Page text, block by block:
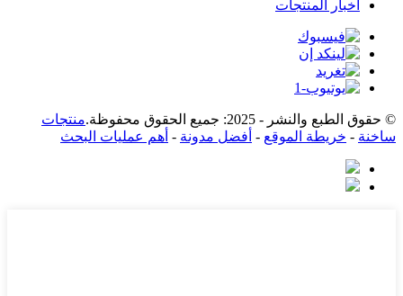
أخبار المنتجات
© حقوق الطبع والنشر - 2025: جميع الحقوق محفوظة.
منتجات
ساخنة - خريطة الموقع - أفضل مدونة - أهم عمليات البحث